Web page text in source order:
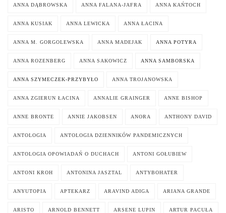
ANNA DĄBROWSKA ANNA FALANA-JAFRA ANNA KAŃTOCH
ANNA KUSIAK ANNA LEWICKA ANNA ŁACINA
ANNA M. GORGOLEWSKA ANNA MADEJAK ANNA POTYRA
ANNA ROZENBERG ANNA SAKOWICZ ANNA SAMBORSKA
ANNA SZYMECZEK-PRZYBYŁO ANNA TROJANOWSKA
ANNA ZGIERUN ŁACINA ANNALIE GRAINGER ANNE BISHOP
ANNE BRONTE ANNIE JAKOBSEN ANORA ANTHONY DAVID
ANTOLOGIA ANTOLOGIA DZIENNIKÓW PANDEMICZNYCH
ANTOLOGIA OPOWIADAŃ O DUCHACH ANTONI GOŁUBIEW
ANTONI KROH ANTONINA JASZTAL ANTYBOHATER
ANYUTOPIA APTEKARZ ARAVIND ADIGA ARIANA GRANDE
ARISTO ARNOLD BENNETT ARSENE LUPIN ARTUR PACUŁA